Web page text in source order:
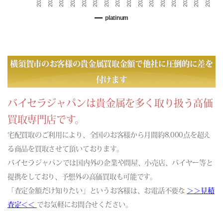
(06/20) 買取相場更新 GOLD(±0)PLATINUM(±0)
-584)PLATINUM(
(06/16) 買取相場更新 GOLD(+79)PLATINUM(-10)
(06/15) 買取相場更新 GOLD(
(06/14) 買取相場更新 GOLD(±0)PLATINUM(±0)
(06/13) 買取相場更新 GOLD(±0)PLATINUM(±0)
(06/11) 買取相場更新 GOLD(
(06/10) 買取相場更新 GOLD(-819)PLATINUM( -210)
(06/09) 買取相場更新 GOLD( -30)PLATINUM(
(06/08) 買取相場更新 GOLD(-821)PLATINUM(-632)
(06/07) 買取相場更新 GOLD(±0)PLATINUM(±0)
(06/06) 買取相場更新 GOLD(±0)PLATINUM(±0)
(06/05) 買取相場更新 GOLD(+96)PLATINUM(
platinum
横須賀市のお客様の貴金属買取金額で他社に圧倒的に差を
付けます
バイセラジャパンは貴金属を多く取り扱う高価
買取専門店です。
宅配買取のご利用により、全国のお客様から月間約8,000点を超え
る商品を買取させて頂いております。
バイセラジャパンでは国内外の企業や問屋、小売店、バイヤー等と
提携をしており、予想外の高価買取も可能です。
「査定金額だけ知りたい」というお客様は、お電話不要な ＞＞見積
査定＜＜ でお気軽にお問合せください。